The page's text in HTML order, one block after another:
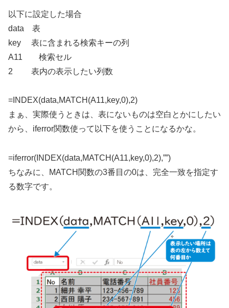
以下に設定した場合
data 表
key 表に含まれる検索キーの列
A11 検索セル
2 表内の表示したい列数
=INDEX(data,MATCH(A11,key,0),2)
まぁ、実際使うときは、表にないものは空白とかにしたい
から、iferror関数使って以下を使うことになるかな。
=iferror(INDEX(data,MATCH(A11,key,0),2),””)
ちなみに、MATCH関数の3番目の0は、完全一致を指定す
る数字です。